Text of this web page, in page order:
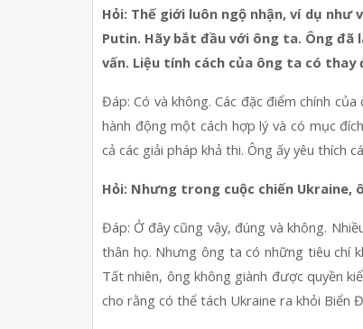
Hỏi: Thế giới luôn ngộ nhận, ví dụ
Putin. Hãy bắt đầu với ông ta. Ông
vấn. Liệu tính cách của ông ta có
Đáp: Có và không. Các đặc điểm chính
hành động một cách hợp lý và có mục
cả các giải pháp khả thi. Ông ấy yêu thích
Hỏi: Nhưng trong cuộc chiến
Đáp: Ở đây cũng vậy, đúng và không.
thân họ. Nhưng ông ta có những tiêu chí
Tất nhiên, ông không giành được quyền
cho rằng có thể tách Ukraine ra khỏi Biển